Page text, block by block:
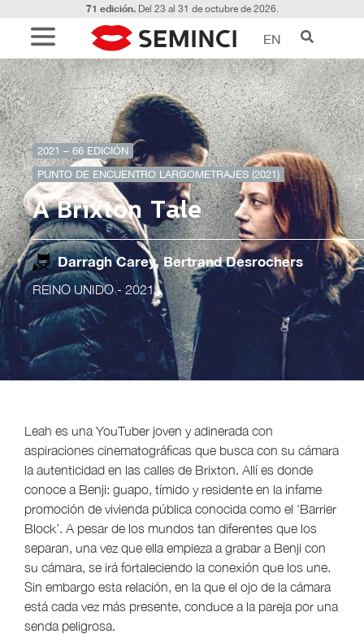
71 edición.Del 23 al 31 de octubre de 2026.
EN
2021 – 66 EDICIÓN
PUNTO DE ENCUENTRO LARGOMETRAJES (2021)
A Brixton Tale
Darragh Carey, Bertrand Desrochers
REINO UNIDO- 2021
Leah es una YouTuber joven y adinerada con
aspiraciones cinematográficas que busca con su cámara
la autenticidad en las calles de Brixton. Allí es donde
conoce a Benji: guapo, tímido y residente en la infame
promoción de vivienda pública conocida como el ‘Barrier
Block’. A pesar de los mundos tan diferentes que los
separan, una vez que ella empieza a grabar a Benji con
su cámara, se irá fortaleciendo la conexión que los une.
Sin embargo esta relación, en la que el ojo de la cámara
está cada vez más presente, conduce a la pareja por una
senda peligrosa.